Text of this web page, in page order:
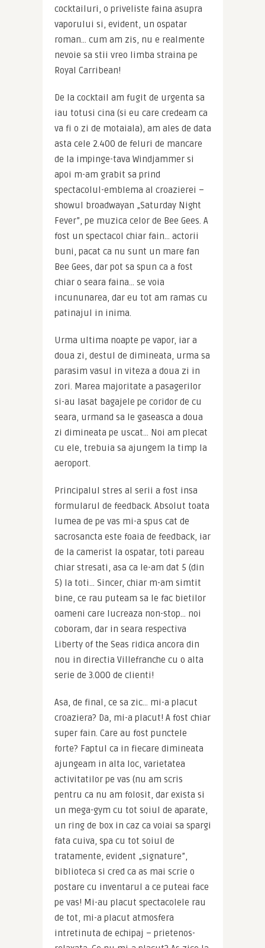
cocktailuri, o priveliste faina asupra
vaporului si, evident, un ospatar
roman… cum am zis, nu e realmente
nevoie sa stii vreo limba straina pe
Royal Carribean!
De la cocktail am fugit de urgenta sa
iau totusi cina (si eu care credeam ca
va fi o zi de motaiala), am ales de data
asta cele 2.400 de feluri de mancare
de la impinge-tava Windjammer si
apoi m-am grabit sa prind
spectacolul-emblema al croazierei –
showul broadwayan „Saturday Night
Fever”, pe muzica celor de Bee Gees. A
fost un spectacol chiar fain… actorii
buni, pacat ca nu sunt un mare fan
Bee Gees, dar pot sa spun ca a fost
chiar o seara faina… se voia
incununarea, dar eu tot am ramas cu
patinajul in inima.
Urma ultima noapte pe vapor, iar a
doua zi, destul de dimineata, urma sa
parasim vasul in viteza a doua zi in
zori. Marea majoritate a pasagerilor
si-au lasat bagajele pe coridor de cu
seara, urmand sa le gaseasca a doua
zi dimineata pe uscat… Noi am plecat
cu ele, trebuia sa ajungem la timp la
aeroport.
Principalul stres al serii a fost insa
formularul de feedback. Absolut toata
lumea de pe vas mi-a spus cat de
sacrosancta este foaia de feedback, iar
de la camerist la ospatar, toti pareau
chiar stresati, asa ca le-am dat 5 (din
5) la toti… Sincer, chiar m-am simtit
bine, ce rau puteam sa le fac bietilor
oameni care lucreaza non-stop… noi
coboram, dar in seara respectiva
Liberty of the Seas ridica ancora din
nou in directia Villefranche cu o alta
serie de 3.000 de clienti!
Asa, de final, ce sa zic… mi-a placut
croaziera? Da, mi-a placut! A fost chiar
super fain. Care au fost punctele
forte? Faptul ca in fiecare dimineata
ajungeam in alta loc, varietatea
activitatilor pe vas (nu am scris
pentru ca nu am folosit, dar exista si
un mega-gym cu tot soiul de aparate,
un ring de box in caz ca voiai sa spargi
fata cuiva, spa cu tot soiul de
tratamente, evident „signature”,
biblioteca si cred ca as mai scrie o
postare cu inventarul a ce puteai face
pe vas! Mi-au placut spectacolele rau
de tot, mi-a placut atmosfera
intretinuta de echipaj – prietenos-